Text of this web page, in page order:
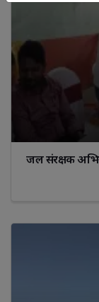
जल संरक्षक